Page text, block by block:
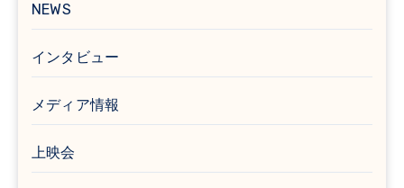
NEWS
インタビュー
メディア情報
上映会